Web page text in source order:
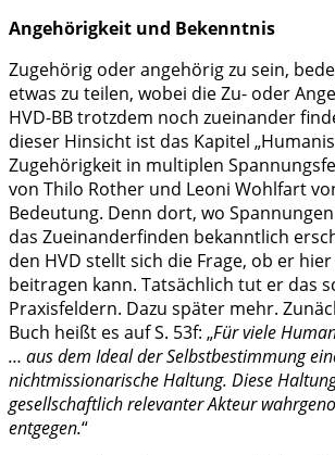
Angehörigkeit und Bekenntnis
Zugehörig oder angehörig zu sein,
etwas zu teilen, wobei die Zu- oder
HVD-BB trotzdem noch zueinander
dieser Hinsicht ist das Kapitel
Zugehörigkeit in multiplen
von Thilo Rother und Leoni Wohlfart
Bedeutung. Denn dort, wo
das Zueinanderfinden bekanntlich
den HVD stellt sich die Frage, ob er
beitragen kann. Tatsächlich tut er das
Praxisfeldern. Dazu später mehr.
Buch heißt es auf S. 53f: „Für viele
… aus dem Ideal der Selbstbestimmung
nichtmissionarische Haltung. Diese
gesellschaftlich relevanter Akteur
entgegen.“